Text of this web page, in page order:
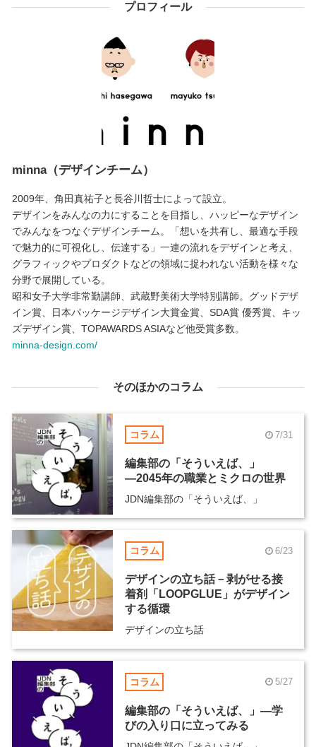
プロフィール
minna（デザインチーム）
2009年、角田真祐子と長谷川哲士によって設立。
デザインをみんなの力にすることを目指し、ハッピーなデザイン
でみんなをつなぐデザインチーム。「想いを共有し、最適な手段
で魅力的に可視化し、伝達する」一連の流れをデザインと考え、
グラフィックやプロダクトなどの領域に捉われない活動を様々な
分野で展開している。
昭和女子大学非常勤講師、武蔵野美術大学特別講師。グッドデザ
イン賞、日本パッケージデザイン大賞金賞、SDA賞 優秀賞、キッ
ズデザイン賞、TOPAWARDS ASIAなど他受賞多数。
minna-design.com/
そのほかのコラム
コラム 7/31
編集部の「そういえば、」
―2045年の職業とミクロの世界
JDN編集部の「そういえば、」
コラム 6/23
デザインの立ち話－剥がせる接
着剤「LOOPGLUE」がデザイン
する循環
デザインの立ち話
コラム 5/27
編集部の「そういえば、」―学
びの入り口に立ってみる